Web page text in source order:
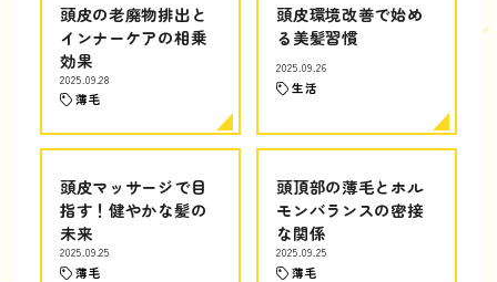
頭皮の老廃物排出と
インナーケアの相乗
効果
2025.09.28
薄毛
頭皮環境改善で始め
る美髪習慣
2025.09.26
生活
頭皮マッサージで目
指す！健やかな髪の
未来
2025.09.25
薄毛
頭頂部の薄毛とホル
モンバランスの密接
な関係
2025.09.25
薄毛